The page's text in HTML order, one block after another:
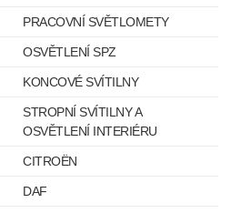
PRACOVNÍ SVĚTLOMETY
OSVĚTLENÍ SPZ
KONCOVÉ SVÍTILNY
STROPNÍ SVÍTILNY A
OSVĚTLENÍ INTERIÉRU
CITROËN
DAF